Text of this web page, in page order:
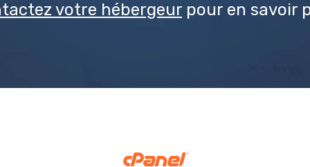
votre hébergeur pour en savoir